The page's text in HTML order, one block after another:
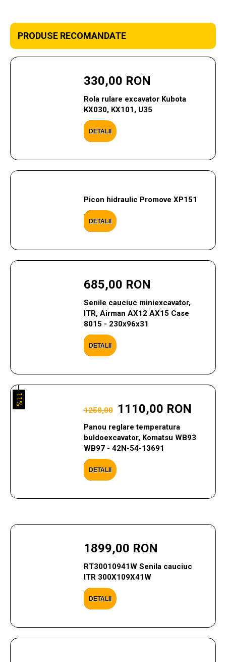
PRODUSE RECOMANDATE
330,00 RON
Rola rulare excavator Kubota
KX030, KX101, U35
DETALII
Picon hidraulic Promove XP151
DETALII
685,00 RON
Senile cauciuc miniexcavator,
ITR, Airman AX12 AX15 Case
8015 - 230x96x31
DETALII
1250,00 1110,00 RON
Panou reglare temperatura
buldoexcavator, Komatsu WB93
WB97 - 42N-54-13691
DETALII
11%
1899,00 RON
RT30010941W Senila cauciuc
ITR 300X109X41W
DETALII